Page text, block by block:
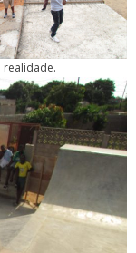
realidade.